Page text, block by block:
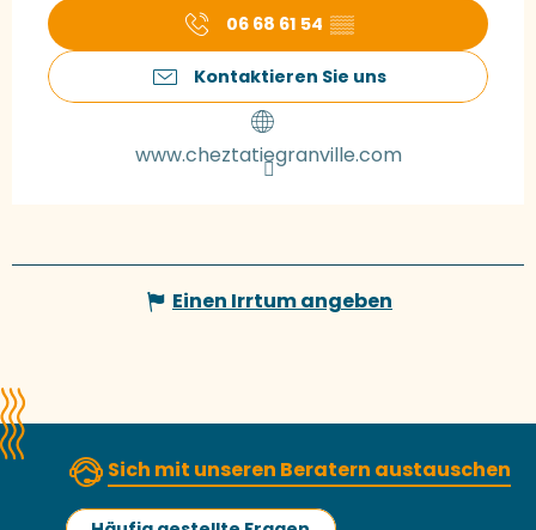
06 68 61 54 ▒▒
Kontaktieren Sie uns
www.cheztatiegranville.com
Einen Irrtum angeben
Sich mit unseren Beratern austauschen